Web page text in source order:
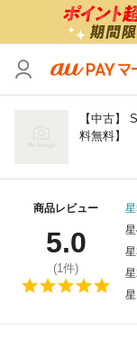
【中古】
料無料】
商品レビュー
5.0
(1件)
カテゴリ
その他の条件
送料無料
Pontaパス特典対